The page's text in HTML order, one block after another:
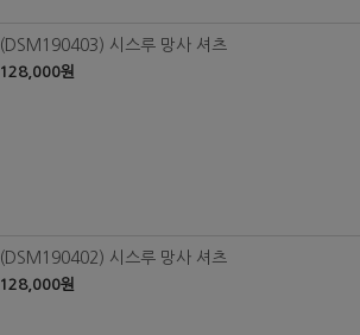
(DSM190403) 시스루 망사 셔츠
128,000원
(DSM190402) 시스루 망사 셔츠
128,000원